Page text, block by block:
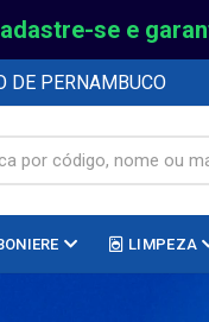
se e
DE PERNAMBUCO
LIMPEZA